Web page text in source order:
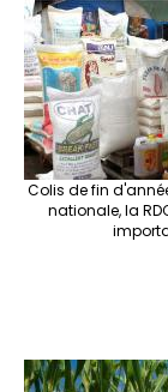
Colis de fin
nationale, la